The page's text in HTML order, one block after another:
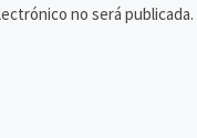
no será publicada.